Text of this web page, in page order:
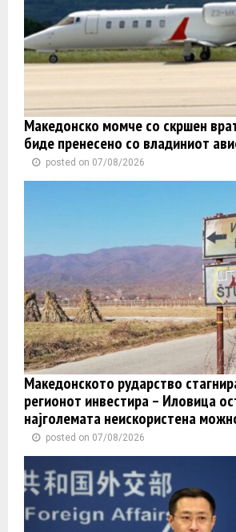
Македонско момче со скршен
биде пренесено со владиниот
posted on 07/08/2026
Македонското рударство
регионот инвестира – Иловица
најголемата неискористена
posted on 07/08/2026